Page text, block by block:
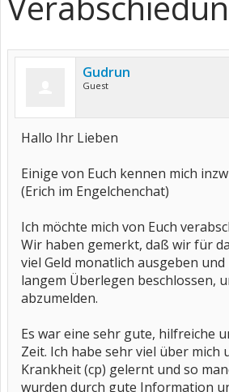
Gudrun
Guest
Hallo Ihr Lieben
Einige von Euch kennen mich
(Erich im Engelchenchat)
Ich möchte mich von Euch
Wir haben gemerkt, daß wir für
viel Geld monatlich ausgeben und
langem Überlegen beschlossen,
abzumelden.
Es war eine sehr gute, hilfreiche
Zeit. Ich habe sehr viel über mich
Krankheit (cp) gelernt und so
wurden durch gute Information